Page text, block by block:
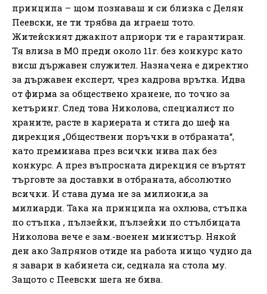
принципа – щом познаваш и си близка с Делян
Пеевски, не ти трябва да играеш тото.
Житейският джакпот априори ти е гарантиран.
Тя влиза в МО преди около 11г. без конкурс като
висш държавен служител. Назначена е директно
за държавен експерт, чрез кадрова врътка. Идва
от фирма за обществено хранене, по точно за
кетъринг. След това Николова, специалист по
храните, расте в кариерата и стига до шеф на
дирекция „Обществени поръчки в отбраната“,
като преминава през всички нива пак без
конкурс. А през въпросната дирекция се въртят
търговте за доставки в отбраната, абсолютно
всички. И става дума не за милиони,а за
милиарди. Така на принципа на охлюва, стъпка
по стъпка , пълзейки, пълзейки по стълбицата
Николова вече е зам.-военен министър. Някой
ден ако Запрянов отиде на работа нищо чудно да
я завари в кабинета си, седнала на стола му.
Защото с Пеевски шега не бива.